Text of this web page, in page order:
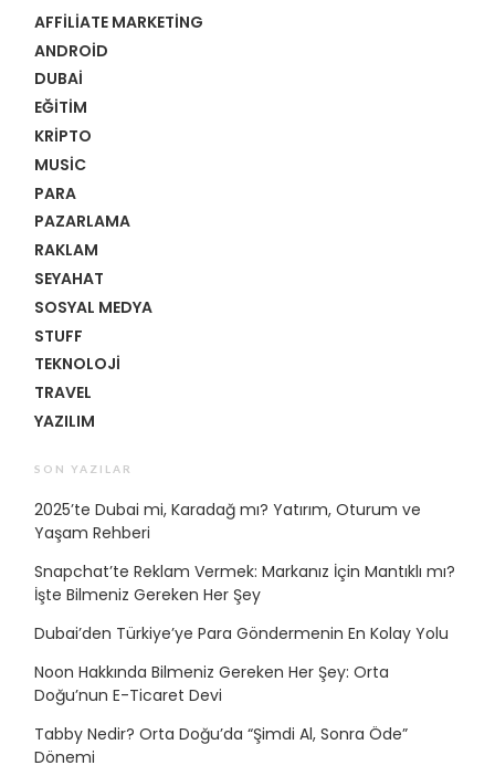
AFFILIATE MARKETING
ANDROID
DUBAI
EĞITIM
KRIPTO
MUSIC
PARA
PAZARLAMA
RAKLAM
SEYAHAT
SOSYAL MEDYA
STUFF
TEKNOLOJI
TRAVEL
YAZILIM
SON YAZILAR
2025’te Dubai mi, Karadağ mı? Yatırım, Oturum ve
Yaşam Rehberi
Snapchat’te Reklam Vermek: Markanız İçin Mantıklı mı?
İşte Bilmeniz Gereken Her Şey
Dubai’den Türkiye’ye Para Göndermenin En Kolay Yolu
Noon Hakkında Bilmeniz Gereken Her Şey: Orta
Doğu’nun E-Ticaret Devi
Tabby Nedir? Orta Doğu’da “Şimdi Al, Sonra Öde”
Dönemi